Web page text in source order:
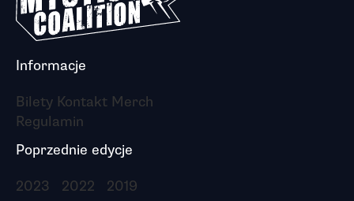
Informacje
Bilety Kontakt Merch
Regulamin
Poprzednie edycje
2023 2022 2019